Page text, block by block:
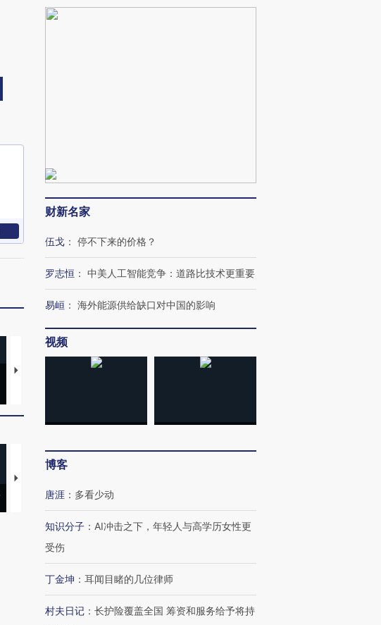
马航飞行员跨国走私7万
视线｜被称为“蟑螂”的印
【推广】走进第四届链博
会，让数智科技“链”接产
财新名家
伍戈 ： 停不下来的价格？
罗志恒 ： 中美人工智能竞争：道路比技术更重要
易峘 ： 海外能源供给缺口对中国的影响
视频
博客
唐涯 ： 多看少动
知识分子 ： AI冲击之下，年轻人与高学历女性更
受伤
丁金坤 ： 耳闻目睹的几位律师
村夫日记 ： 长护险覆盖全国 筹资和服务给予将持